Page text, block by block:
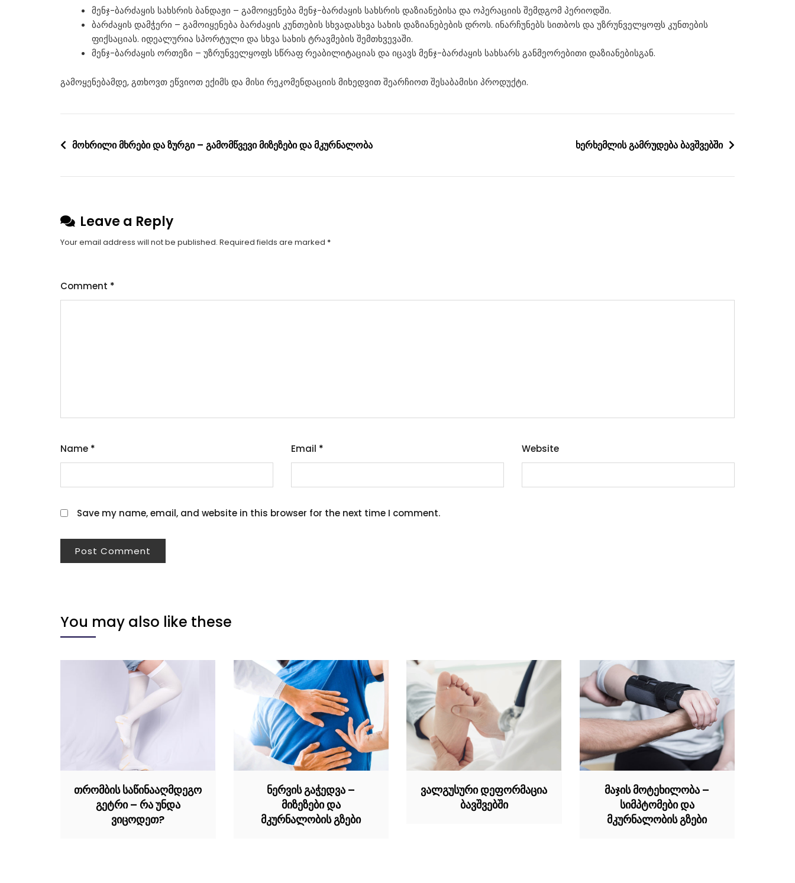
მენჯ-ბარძაყის სახსრის ბანდაჟი – გამოიყენება მენჯ-ბარძაყის სახსრის დაზიანებისა და ოპერაციის შემდგომ პერიოდში.
ბარძაყის დამჭერი – გამოიყენება ბარძაყის კუნთების სხვადასხვა სახის დაზიანებების დროს. ინარჩუნებს სითბოს და უზრუნველყოფს კუნთების
ფიქსაციას. იდეალურია სპორტული და სხვა სახის ტრავმების შემთხვევაში.
მენჯ-ბარძაყის ორთეზი – უზრუნველყოფს სწრაფ რეაბილიტაციას და იცავს მენჯ-ბარძაყის სახსარს განმეორებითი დაზიანებისგან.
გამოყენებამდე, გთხოვთ ეწვიოთ ექიმს და მისი რეკომენდაციის მიხედვით შეარჩიოთ შესაბამისი პროდუქტი.
Post
მოხრილი მხრები და ზურგი – გამომწვევი მიზეზები და მკურნალობა ხერხემლის გამრუდება ბავშვებში
Leave a Reply
Your email address will not be published. Required fields are marked *
Comment *
Name * Email * Website
Save my name, email, and website in this browser for the next time I comment.
You may also like these
თრომბის საწინააღმდეგო
გეტრი – რა უნდა
ვიცოდეთ?
ნერვის გაჭედვა –
მიზეზები და
მკურნალობის გზები
ვალგუსური დეფორმაცია
ბავშვებში
მაჯის მოტეხილობა –
სიმპტომები და
მკურნალობის გზები